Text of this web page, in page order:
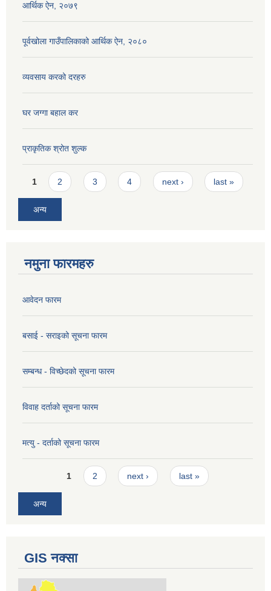
आर्थिक ऐन, २०७९
पूर्वखोला गाउँपालिकाको आर्थिक ऐन, २०८०
व्यवसाय करको दरहरु
घर जग्गा बहाल कर
प्राकृतिक श्रोत शुल्क
Pages
1 2 3 4 next › last »
अन्य
नमुना फारमहरु
आवेदन फारम
बसाई - सराइको सूचना फारम
सम्बन्ध - विच्छेदको सूचना फारम
विवाह दर्ताको सूचना फारम
मत्यु - दर्ताको सूचना फारम
Pages1 2 next › last »
अन्य
GIS नक्सा